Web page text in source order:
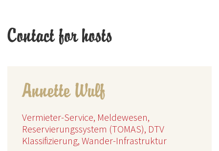
Contact for hosts
Annette Wulf
Vermieter-Service, Meldewesen,
Reservierungssystem (TOMAS), DTV
Klassifizierung, Wander-Infrastruktur